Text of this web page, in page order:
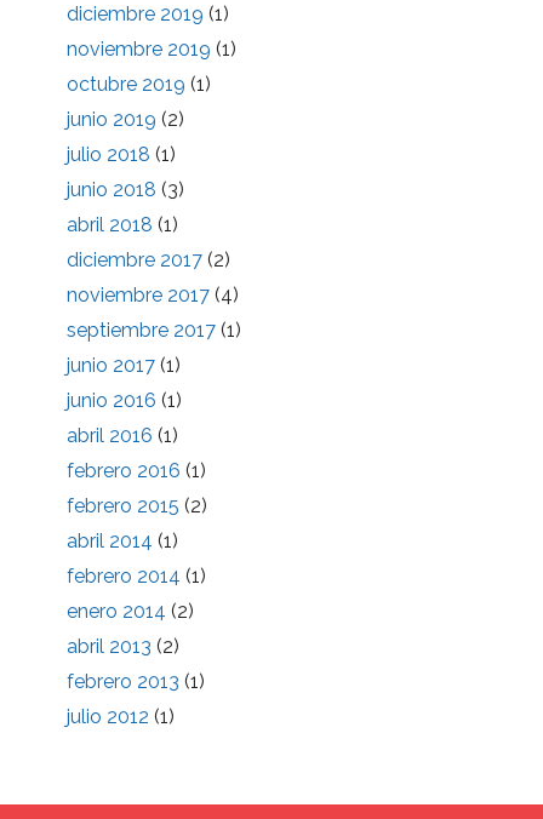
diciembre 2019 (1)
noviembre 2019 (1)
octubre 2019 (1)
junio 2019 (2)
julio 2018 (1)
junio 2018 (3)
abril 2018 (1)
diciembre 2017 (2)
noviembre 2017 (4)
septiembre 2017 (1)
junio 2017 (1)
junio 2016 (1)
abril 2016 (1)
febrero 2016 (1)
febrero 2015 (2)
abril 2014 (1)
febrero 2014 (1)
enero 2014 (2)
abril 2013 (2)
febrero 2013 (1)
julio 2012 (1)